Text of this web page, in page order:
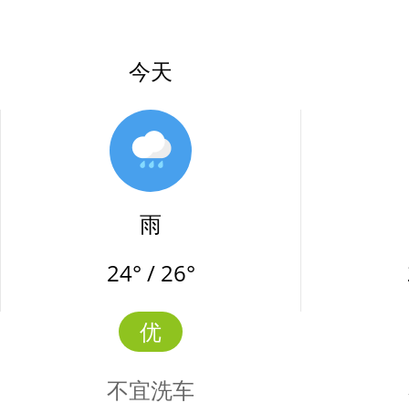
今天
雨
24° / 26°
优
不宜洗车